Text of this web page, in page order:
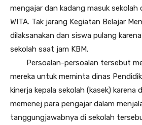
mengajar dan kadang masuk sekolah
WITA. Tak jarang Kegiatan Belajar
dilaksanakan dan siswa pulang
sekolah saat jam KBM.
Persoalan-persoalan tersebut
mereka untuk meminta dinas
kinerja kepala sekolah (kasek) karena
memenej para pengajar dalam
tanggungjawabnya di sekolah